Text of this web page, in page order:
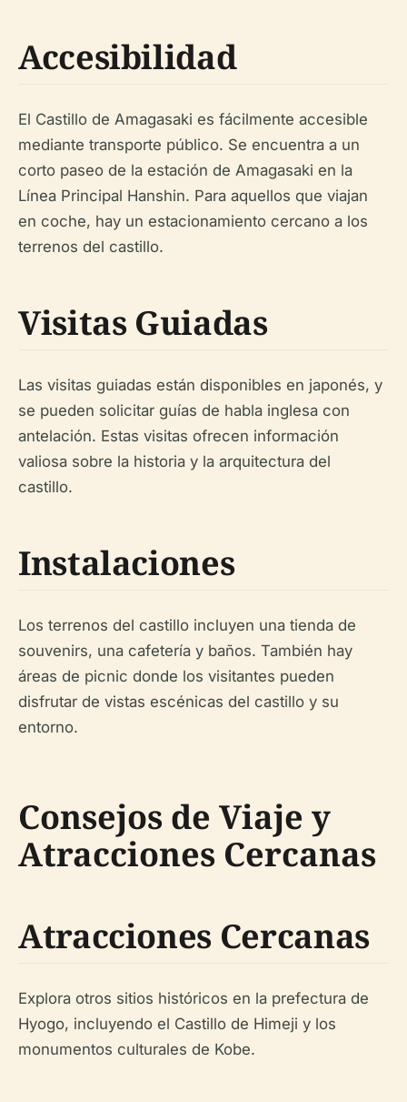
Accesibilidad
El Castillo de Amagasaki es fácilmente accesible
mediante transporte público. Se encuentra a un
corto paseo de la estación de Amagasaki en la
Línea Principal Hanshin. Para aquellos que viajan
en coche, hay un estacionamiento cercano a los
terrenos del castillo.
Visitas Guiadas
Las visitas guiadas están disponibles en japonés, y
se pueden solicitar guías de habla inglesa con
antelación. Estas visitas ofrecen información
valiosa sobre la historia y la arquitectura del
castillo.
Instalaciones
Los terrenos del castillo incluyen una tienda de
souvenirs, una cafetería y baños. También hay
áreas de picnic donde los visitantes pueden
disfrutar de vistas escénicas del castillo y su
entorno.
Consejos de Viaje y
Atracciones Cercanas
Atracciones Cercanas
Explora otros sitios históricos en la prefectura de
Hyogo, incluyendo el Castillo de Himeji y los
monumentos culturales de Kobe.